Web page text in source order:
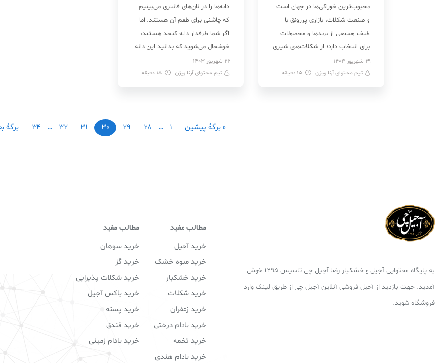
محبوب‌ترین خوراکی‌ها در جهان است
و صنعت شکلات، بازاری پررونق با
طیف وسیعی از برندها و محصولات
برای انتخاب دارد؛ از شکلات‌های شیری
کلاسیک گرفته تا ترافل‌های لوکس و
شکلات‌های دست‌ساز. برندهای
29 شهریور 1403
تیم محتوای آرنا ویژن
15 دقیقه
دانه‌ها را در نان‌های فانتزی می‌بینیم
که چاشنی برای طعم آن هستند. اما
اگر شما طرفدار دانه کنجد هستید،
خوشحال می‌شوید که بدانید این دانه
برای بدنتان فایده‌های زیادی هم دارد!
از خواص کنجد می‌توان به سرشار
26 شهریور 1403
تیم محتوای آرنا ویژن
15 دقیقه
« برگه‌ٔ پیشین 1
…
28
29
30
31
32
…
34 برگهٔ
به پایگاه محتوایی آجیل و خشکبار رضا آجیل چی تاسیس 1295 خوش
آمدید. جهت بازدید از آجیل فروشی آنلاین آجیل چی از طریق لینک وارد
فروشگاه شوید.
مطالب مفید
خرید آجیل
خرید میوه خشک
خرید خشکبار
خرید شکلات
خرید زعفران
خرید بادام درختی
خرید تخمه
خرید بادام هندی
مطالب مفید
خرید سوهان
خرید گز
خرید شکلات پذیرایی
خرید باکس آجیل
خرید پسته
خرید فندق
خرید بادام زمینی